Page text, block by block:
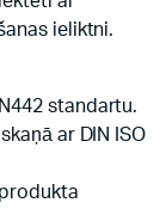
ieliktni.
standartu.
ar DIN ISO